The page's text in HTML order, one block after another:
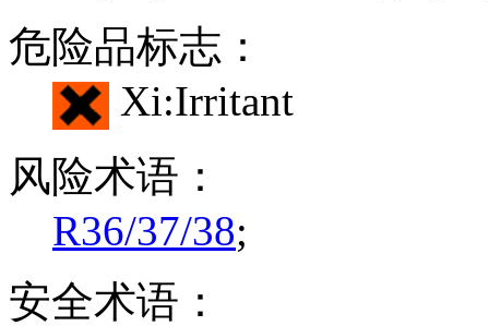
危险品标志：
Xi:Irritant
风险术语：
R36/37/38;
安全术语：